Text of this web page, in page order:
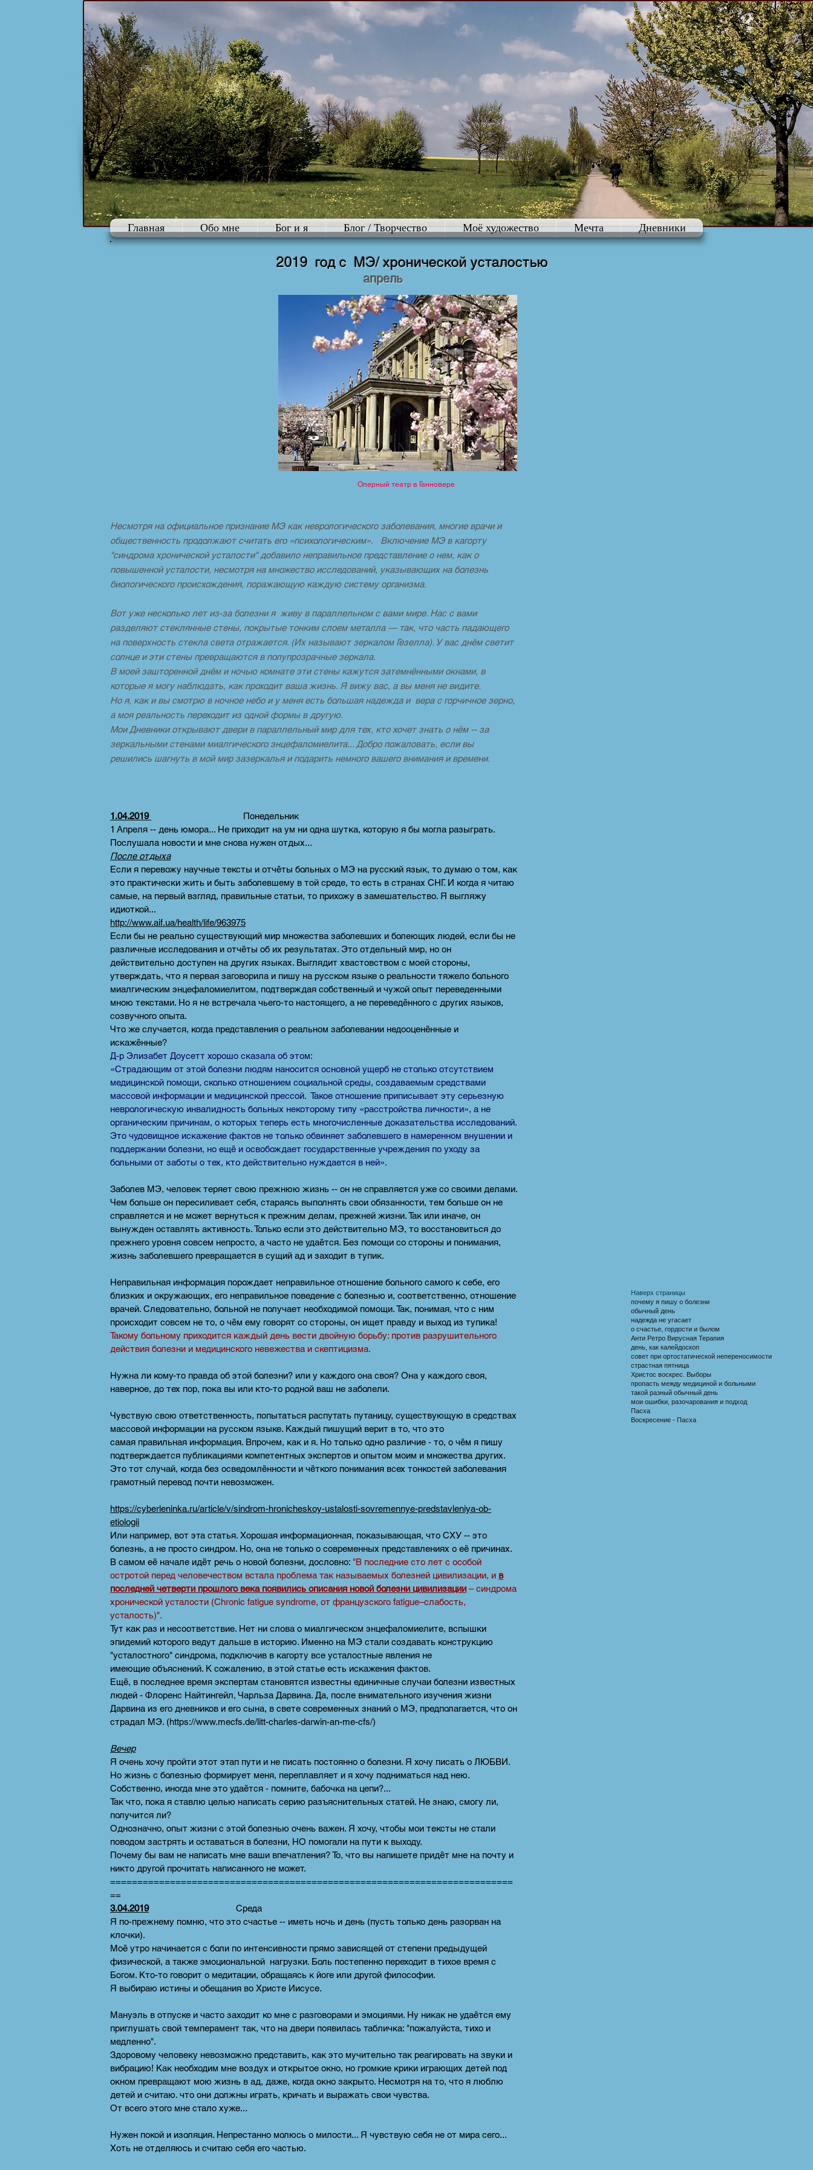
Главная Обо мне Бог и я Блог / Творчество Моё художество Мечта Дневники
Наверх страницы
почему я пишу о болезни
обычный день
надежда не угасает
о счастье, гордости и былом
Анти Ретро Вирусная Терапия
день, как калейдоскоп
совет при ортостатической непереносимости
страстная пятница
Христос воскрес. Выборы
пропасть между медициной и больными
такой разный обычный день
мои ошибки, разочарования и подход
Пасха
Воскресение - Пасха
2019 год с МЭ/ хронической усталостью
апрель
Оперный театр в Ганновере
Несмотря на официальное признание MЭ как неврологического заболевания, многие врачи и
общественность продолжают считать его «психологическим». Включение MЭ в кагорту
"синдрома хронической усталости" добавило неправильное представление о нем, как о
повышенной усталости, несмотря на множество исследований, указывающих на болезнь
биологического происхождения, поражающую каждую систему организма.
Вот уже несколько лет из-за болезни я живу в параллельном с вами мире. Нас с вами
разделяют стеклянные стены, покрытые тонким слоем металла — так, что часть падающего
на поверхность стекла света отражается. (Их называют зеркалом Гезелла). У вас днём светит
солнце и эти стены превращаются в полупрозрачные зеркала.
В моей зашторенной днём и ночью комнате эти стены кажутся затемнёнными окнами, в
которые я могу наблюдать, как проходит ваша жизнь. Я вижу вас, а вы меня не видите.
Но я, как и вы смотрю в ночное небо и у меня есть большая надежда и вера с горчичное зерно,
а моя реальность переходит из одной формы в другую.
Мои Дневники открывают двери в параллельный мир для тех, кто хочет знать о нём -- за
зеркальными стенами миалгического энцефаломиелита... Добро пожаловать, если вы
решились шагнуть в мой мир зазеркалья и подарить немного вашего внимания и времени.
1.04.2019
Понедельник
1 Апреля -- день юмора... Не приходит на ум ни одна шутка, которую я бы могла разыграть.
Послушала новости и мне снова нужен отдых...
После отдыха
Если я перевожу научные тексты и отчёты больных о МЭ на русский язык, то думаю о том, как
это практически жить и быть заболевшему в той среде, то есть в странах СНГ. И когда я читаю
самые, на первый взгляд, правильные статьи, то прихожу в замешательство. Я выгляжу
идиоткой...
http://www.aif.ua/health/life/963975
Если бы не реально существующий мир множества заболевших и болеющих людей, если бы не
различные исследования и отчёты об их результатах. Это отдельный мир, но он
действительно доступен на других языках. Выглядит хвастовством с моей стороны,
утверждать, что я первая заговорила и пишу на русском языке о реальности тяжело больного
миалгическим энцефаломиелитом, подтверждая собственный и чужой опыт переведенными
мною текстами. Но я не встречала чьего-то настоящего, а не переведённого с других языков,
созвучного опыта.
Что же случается, когда представления о реальном заболевании недооценённые и
искажённые?
Д-р Элизабет Доусетт хорошо сказала об этом:
«Страдающим от этой болезни людям наносится основной ущерб не столько отсутствием
медицинской помощи, сколько отношением социальной среды, создаваемым средствами
массовой информации и медицинской прессой. Такое отношение приписывает эту серьезную
неврологическую инвалидность больных некоторому типу «расстройства личности», а не
органическим причинам, о которых теперь есть многочисленные доказательства исследований.
Это чудовищное искажение фактов не только обвиняет заболевшего в намеренном внушении и
поддержании болезни, но ещё и освобождает государственные учреждения по уходу за
больными от заботы о тех, кто действительно нуждается в ней».
Заболев МЭ, человек теряет свою прежнюю жизнь -- он не справляется уже со своими делами.
Чем больше он пересиливает себя, стараясь выполнять свои обязанности, тем больше он не
справляется и не может вернуться к прежним делам, прежней жизни. Так или иначе, он
вынужден оставлять активность. Только если это действительно МЭ, то восстановиться до
прежнего уровня совсем непросто, а часто не удаётся. Без помощи со стороны и понимания,
жизнь заболевшего превращается в сущий ад и заходит в тупик.
Неправильная информация порождает неправильное отношение больного самого к себе, его
близких и окружающих, его неправильное поведение с болезнью и, соответственно, отношение
врачей. Следовательно, больной не получает необходимой помощи. Так, понимая, что с ним
происходит совсем не то, о чём ему говорят со стороны, он ищет правду и выход из тупика!
Такому больному приходится каждый день вести двойную борьбу: против разрушительного
действия болезни и медицинского невежества и скептицизма.
Нужна ли кому-то правда об этой болезни? или у каждого она своя? Она у каждого своя,
наверное, до тех пор, пока вы или кто-то родной ваш не заболели.
Чувствую свою ответственность, попытаться распутать путаницу, существующую в средствах
массовой информации на русском языке. Каждый пишущий верит в то, что это
самая правильная информация. Впрочем, как и я. Но только одно различие - то, о чём я пишу
подтверждается публикациями компетентных экспертов и опытом моим и множества других.
Это тот случай, когда без осведомлённости и чёткого понимания всех тонкостей заболевания
грамотный перевод почти невозможен.
https://cyberleninka.ru/article/v/sindrom-hronicheskoy-ustalosti-sovremennye-predstavleniya-ob-
etiologii
Или например, вот эта статья. Хорошая информационная, показывающая, что СХУ -- это
болезнь, а не просто синдром. Но, она не только о современных представлениях о её причинах.
В самом её начале идёт речь о новой болезни, дословно: "В последние сто лет с особой
остротой перед человечеством вcтала проблема так называемых болезней цивилизации, и в
последней четверти прошлого века появились описания новой болезни цивилизации – синдрома
хронической усталости (Chronic fatigue syndrome, от французского fatigue–слабость,
усталость)".
Тут как раз и несоответствие. Нет ни слова о миалгическом энцефаломиелите, вспышки
эпидемий которого ведут дальше в историю. Именно на МЭ стали создавать конструкцию
"усталостного" синдрома, подключив в кагорту все усталостные явления не
имеющие объяснений. К сожалению, в этой статье есть искажения фактов.
Ещё, в последнее время экспертам становятся известны единичные случаи болезни известных
людей - Флоренс Найтингейл, Чарльза Дарвина. Да, после внимательного изучения жизни
Дарвина из его дневников и его сына, в свете современных знаний о МЭ, предполагается, что он
страдал МЭ. (https://www.mecfs.de/litt-charles-darwin-an-me-cfs/)
Вечер
Я очень хочу пройти этот этап пути и не писать постоянно о болезни. Я хочу писать о ЛЮБВИ.
Но жизнь с болезнью формирует меня, переплавляет и я хочу подниматься над нею.
Собственно, иногда мне это удаётся - помните, бабочка на цепи?...
Так что, пока я ставлю целью написать серию разъяснительных статей. Не знаю, смогу ли,
получится ли?
Однозначно, опыт жизни с этой болезнью очень важен. Я хочу, чтобы мои тексты не стали
поводом застрять и оставаться в болезни, НО помогали на пути к выходу.
Почему бы вам не написать мне ваши впечатления? То, что вы напишете придёт мне на почту и
никто другой прочитать написанного не может.
==========================================================================
==
3.04.2019Среда
Я по-прежнему помню, что это счастье -- иметь ночь и день (пусть только день разорван на
клочки).
Моё утро начинается с боли по интенсивности прямо зависящей от степени предыдущей
физической, а также эмоциональной нагрузки. Боль постепенно переходит в тихое время с
Богом. Кто-то говорит о медитации, обращаясь к йоге или другой философии.
Я выбираю истины и обещания во Христе Иисусе.
Мануэль в отпуске и часто заходит ко мне с разговорами и эмоциями. Ну никак не удаётся ему
приглушать свой темперамент так, что на двери появилась табличка: "пожалуйста, тихо и
медленно".
Здоровому человеку невозможно представить, как это мучительно так реагировать на звуки и
вибрацию! Как необходим мне воздух и открытое окно, но громкие крики играющих детей под
окном превращают мою жизнь в ад, даже, когда окно закрыто. Несмотря на то, что я люблю
детей и считаю. что они должны играть, кричать и выражать свои чувства.
От всего этого мне стало хуже...
Нужен покой и изоляция. Непрестанно молюсь о милости... Я чувствую себя не от мира сего...
Хоть не отделяюсь и считаю себя его частью.